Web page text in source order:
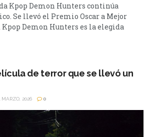
Kpop Demon Hunters continúa
Se llevó el Premio Oscar a Mejor
Demon Hunters es la elegida
Animada dentro de los Premios
de las películas más exitosas del año
y se...de terror que se llevó un
MARZO, 2026 0